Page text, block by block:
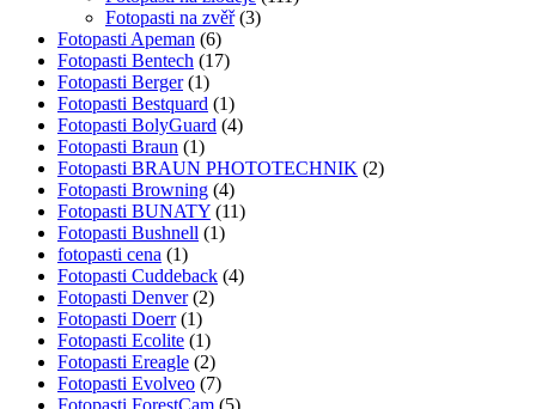
Fotopasti na zvěř(3)
Fotopasti Apeman (6)
Fotopasti Bentech (17)
Fotopasti Berger(1)
Fotopasti Bestquard (1)
Fotopasti BolyGuard (4)
Fotopasti Braun (1)
Fotopasti BRAUN PHOTOTECHNIK (2)
Fotopasti Browning (4)
Fotopasti BUNATY (11)
Fotopasti Bushnell (1)
fotopasti cena (1)
Fotopasti Cuddeback (4)
Fotopasti Denver(2)
Fotopasti Doerr(1)
Fotopasti Ecolite (1)
Fotopasti Ereagle (2)
Fotopasti Evolveo (7)
Fotopasti ForestCam (5)